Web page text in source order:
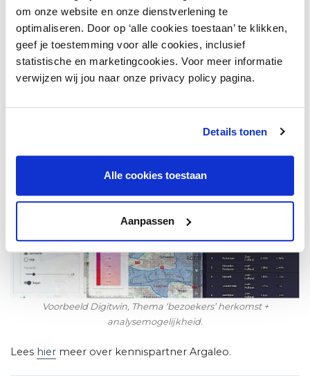
om onze website en onze dienstverlening te
optimaliseren. Door op ‘alle cookies toestaan’ te klikken,
geef je toestemming voor alle cookies, inclusief
statistische en marketingcookies. Voor meer informatie
verwijzen wij jou naar onze privacy policy pagina.
Details tonen
Alle cookies toestaan
Aanpassen
Datagedreven werken; Niet meer op basis van
gevoel, maar op basis van actuele, gedegen
informatie besluiten nemen ten behoeve van
strategie en visie.
Voorbeeld Digitwin, Thema ‘bezoekers’ herkomst +
analysemogelijkheid.
Lees hier meer over kennispartner Argaleo.